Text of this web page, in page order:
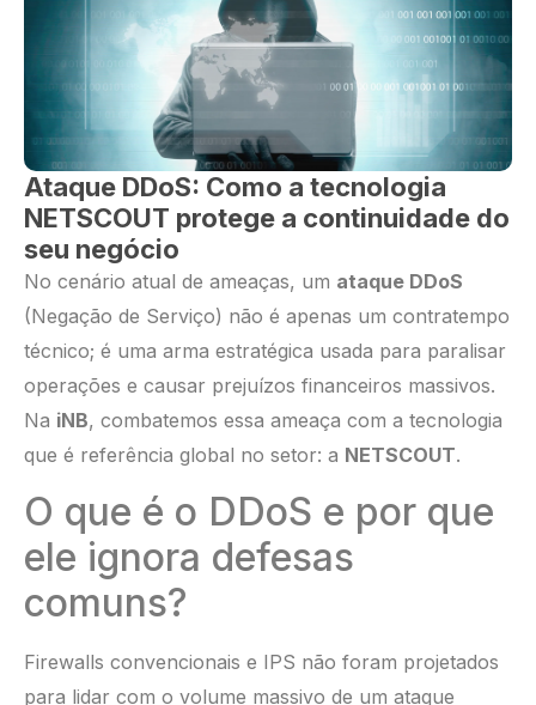
Ataque DDoS: Como a tecnologia
NETSCOUT protege a continuidade do
seu negócio
No cenário atual de ameaças, um ataque DDoS
(Negação de Serviço) não é apenas um contratempo
técnico; é uma arma estratégica usada para paralisar
operações e causar prejuízos financeiros massivos.
Na iNB, combatemos essa ameaça com a tecnologia
que é referência global no setor: a NETSCOUT.
O que é o DDoS e por que
ele ignora defesas
comuns?
Firewalls convencionais e IPS não foram projetados
para lidar com o volume massivo de um ataque